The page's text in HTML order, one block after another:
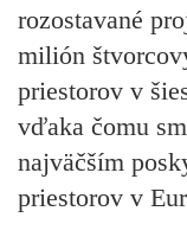
rozostavané
milión
priestorov v
vďaka čomu
najväčším
priestorov v